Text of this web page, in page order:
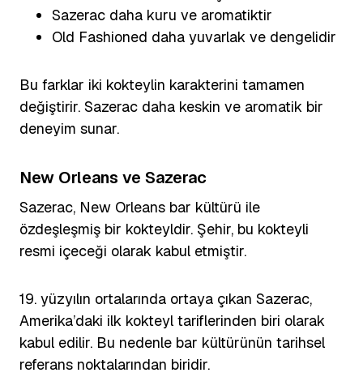
Sazerac daha kuru ve aromatiktir
Old Fashioned daha yuvarlak ve dengelidir
Bu farklar iki kokteylin karakterini tamamen
değiştirir. Sazerac daha keskin ve aromatik bir
deneyim sunar.
New Orleans ve Sazerac
Sazerac, New Orleans bar kültürü ile
özdeşleşmiş bir kokteyldir. Şehir, bu kokteyli
resmi içeceği olarak kabul etmiştir.
19. yüzyılın ortalarında ortaya çıkan Sazerac,
Amerika’daki ilk kokteyl tariflerinden biri olarak
kabul edilir. Bu nedenle bar kültürünün tarihsel
referans noktalarından biridir.